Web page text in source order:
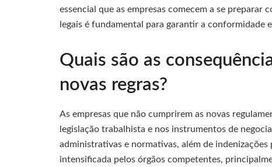
essencial que as empresas comecem a se preparar
legais é fundamental para garantir a conformidade
Quais são as
novas regras?
As empresas que não cumprirem as novas
legislação trabalhista e nos instrumentos de
administrativas e normativas, além de
intensificada pelos órgãos competentes,